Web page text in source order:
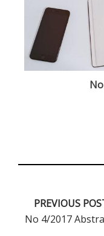
PREVIOUS
No 4/2017